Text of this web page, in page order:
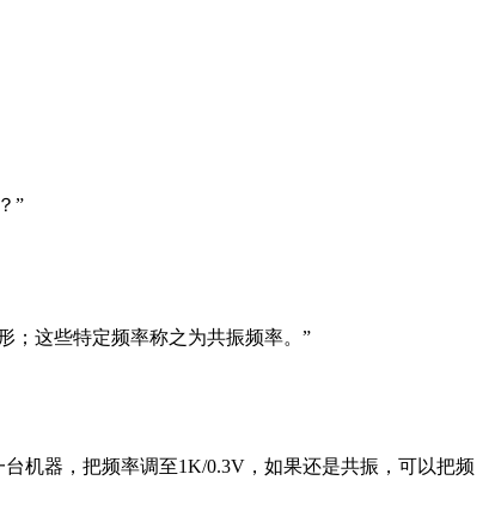
”
；这些特定频率称之为共振频率。”
机器，把频率调至1K/0.3V，如果还是共振，可以把频